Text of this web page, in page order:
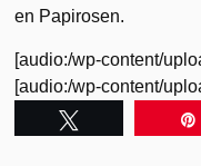
en Papirosen.
[audio:/wp-content/
[audio:/wp-content/